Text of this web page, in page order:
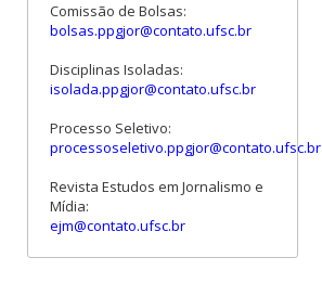
Comissão de Bolsas:
bolsas.ppgjor@contato.ufsc.br
Disciplinas Isoladas:
isolada.ppgjor@contato.ufsc.br
Processo Seletivo:
processoseletivo.ppgjor@contato.ufsc.br
Revista Estudos em Jornalismo e
Mídia:
ejm@contato.ufsc.br